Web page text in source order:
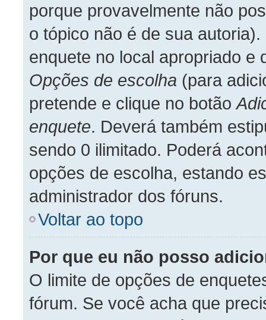
porque provavelmente não
o tópico não é de sua
enquete no local apropriado e
Opções de escolha (para
pretende e clique no botão
enquete. Deverá também
sendo 0 ilimitado. Poderá
opções de escolha, estando
administrador dos fóruns.
Voltar ao topo
Por que eu não posso
O limite de opções de
fórum. Se você acha que